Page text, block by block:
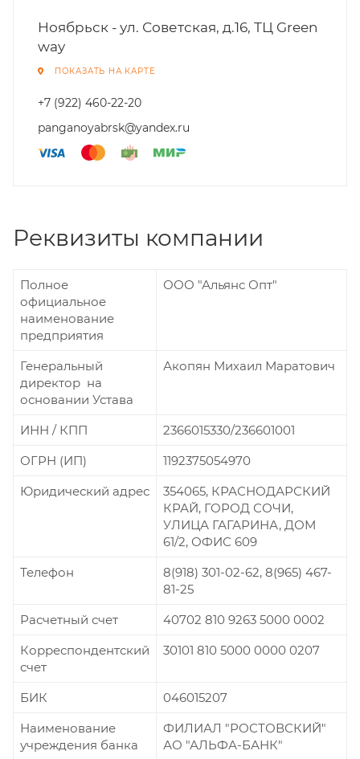
Ноябрьск - ул. Советская, д.16, ТЦ Green
way
ПОКАЗАТЬ НА КАРТЕ
+7 (922) 460-22-20
panganoyabrsk@yandex.ru
Реквизиты компании
Полное
официальное
наименование
предприятия
ООО "Альянс Опт"
Генеральный
директор на
основании Устава
Акопян Михаил Маратович
ИНН / КПП
2366015330/236601001
ОГРН (ИП)
1192375054970
Юридический адрес
354065, КРАСНОДАРСКИЙ
КРАЙ, ГОРОД СОЧИ,
УЛИЦА ГАГАРИНА, ДОМ
61/2, ОФИС 609
Телефон
8(918) 301-02-62, 8(965) 467-
81-25
Расчетный счет
40702 810 9263 5000 0002
Корреспондентский
счет
30101 810 5000 0000 0207
БИК
046015207
Наименование
учреждения банка
ФИЛИАЛ "РОСТОВСКИЙ"
АО "АЛЬФА-БАНК"